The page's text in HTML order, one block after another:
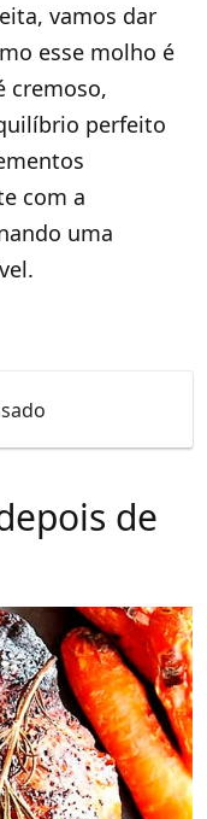
vamos dar
esse molho é
cremoso,
perfeito
com a
uma
de